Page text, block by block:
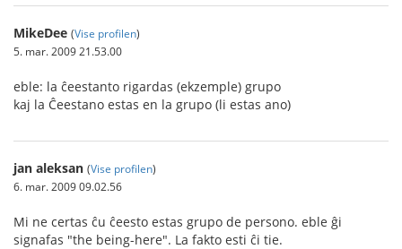
MikeDee (Vise profilen)
5. mar. 2009 21.53.00
eble: la ĉeestanto rigardas (ekzemple) grupo
kaj la Ĉeestano estas en la grupo (li estas ano)
jan aleksan (Vise profilen)
6. mar. 2009 09.02.56
Mi ne certas ĉu ĉeesto estas grupo de persono. eble ĝi
signafas "the being-here". La fakto esti ĉi tie.